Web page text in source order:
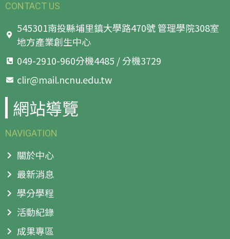
CONTACT US
545301南投縣埔里鎮大學路470號 管理學院308室
地方產業創生中心
049-2910-960分機4485 / 分機3729
clir@mail.ncnu.edu.tw
網站導覽
NAVIGATION
關於中心
最新消息
學分學程
活動紀錄
成果專區